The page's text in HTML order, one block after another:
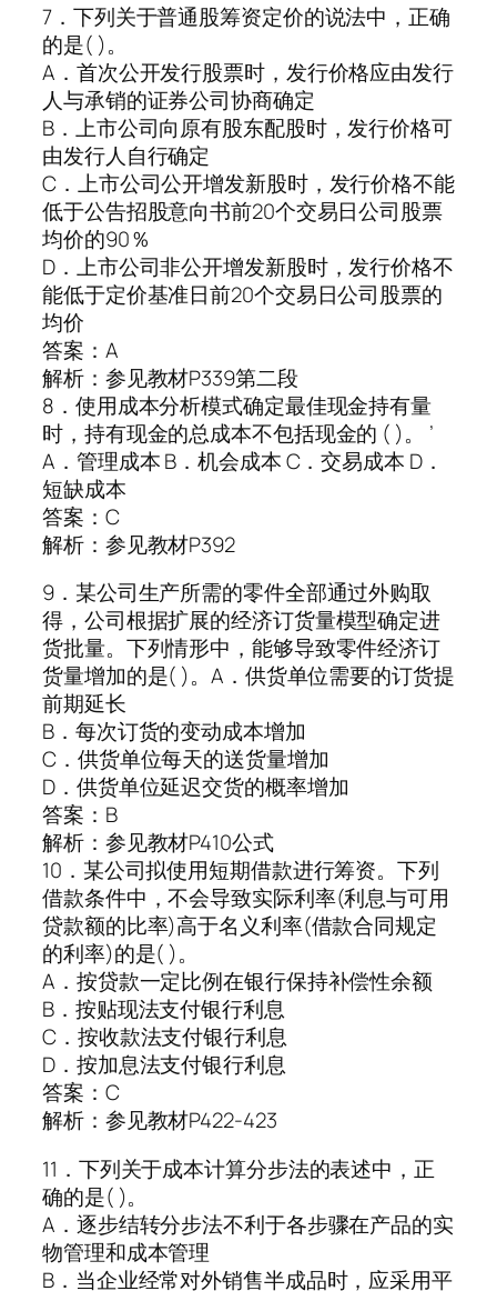
7．下列关于普通股筹资定价的说法中，正确
的是( )。
A．首次公开发行股票时，发行价格应由发行
人与承销的证券公司协商确定
B．上市公司向原有股东配股时，发行价格可
由发行人自行确定
C．上市公司公开增发新股时，发行价格不能
低于公告招股意向书前20个交易日公司股票
均价的90％
D．上市公司非公开增发新股时，发行价格不
能低于定价基准日前20个交易日公司股票的
均价
答案：A
解析：参见教材P339第二段
8．使用成本分析模式确定最佳现金持有量
时，持有现金的总成本不包括现金的 ( )。 ’
A．管理成本 B．机会成本 C．交易成本 D．
短缺成本
答案：C
解析：参见教材P392
9．某公司生产所需的零件全部通过外购取
得，公司根据扩展的经济订货量模型确定进
货批量。下列情形中，能够导致零件经济订
货量增加的是( )。A．供货单位需要的订货提
前期延长
B．每次订货的变动成本增加
C．供货单位每天的送货量增加
D．供货单位延迟交货的概率增加
答案：B
解析：参见教材P410公式
10．某公司拟使用短期借款进行筹资。下列
借款条件中，不会导致实际利率(利息与可用
贷款额的比率)高于名义利率(借款合同规定
的利率)的是( )。
A．按贷款一定比例在银行保持补偿性余额
B．按贴现法支付银行利息
C．按收款法支付银行利息
D．按加息法支付银行利息
答案：C
解析：参见教材P422-423
11．下列关于成本计算分步法的表述中，正
确的是( )。
A．逐步结转分步法不利于各步骤在产品的实
物管理和成本管理
B．当企业经常对外销售半成品时，应采用平